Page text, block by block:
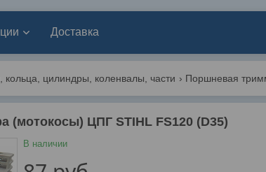
Доставка
цилиндры, коленвалы, части
(мотокосы) ЦПГ STIHL FS120 (D35)
В наличии